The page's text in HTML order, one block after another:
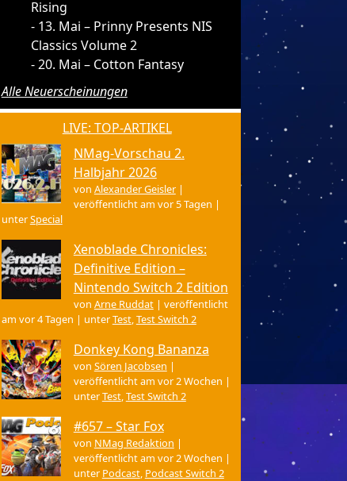
Rising
13. Mai – Prinny Presents NIS
Classics Volume 2
20. Mai – Cotton Fantasy
Alle Neuerscheinungen
LIVE: TOP-ARTIKEL
NMag-Vorschau 2.
Halbjahr 2026
von Alexander Geisler|
veröffentlicht am vor 5 Tagen |
unterSpecial
Xenoblade Chronicles:
Definitive Edition –
Nintendo Switch 2 Edition
von Arne Ruddat| veröffentlicht
am vor 4 Tagen | unterTest,Test Switch 2
Donkey Kong Bananza
von Sören Jacobsen |
veröffentlicht am vor 2 Wochen |
unterTest,Test Switch 2
#657 – Star Fox
von NMag Redaktion |
veröffentlicht am vor 2 Wochen |
unter Podcast, Podcast Switch 2